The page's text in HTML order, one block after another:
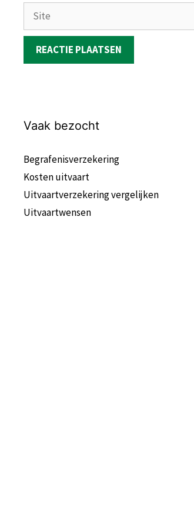
Site
Vaak bezocht
Begrafenisverzekering
Kosten uitvaart
Uitvaartverzekering vergelijken
Uitvaartwensen